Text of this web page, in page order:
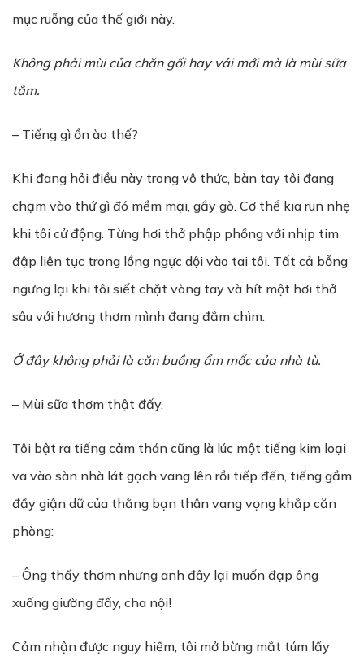
mục ruỗng của thế giới này.
Không phải mùi của chăn gối hay vải mới mà là mùi sữa
tắm.
– Tiếng gì ồn ào thế?
Khi đang hỏi điều này trong vô thức, bàn tay tôi đang
chạm vào thứ gì đó mềm mại, gầy gò. Cơ thể kia run nhẹ
khi tôi cử động. Từng hơi thở phập phồng với nhịp tim
đập liên tục trong lồng ngực dội vào tai tôi. Tất cả bỗng
ngưng lại khi tôi siết chặt vòng tay và hít một hơi thở
sâu với hương thơm mình đang đắm chìm.
Ở đây không phải là căn buồng ẩm mốc của nhà tù.
– Mùi sữa thơm thật đấy.
Tôi bật ra tiếng cảm thán cũng là lúc một tiếng kim loại
va vào sàn nhà lát gạch vang lên rồi tiếp đến, tiếng gầm
đầy giận dữ của thằng bạn thân vang vọng khắp căn
phòng:
– Ông thấy thơm nhưng anh đây lại muốn đạp ông
xuống giường đấy, cha nội!
Cảm nhận được nguy hiểm, tôi mở bừng mắt túm lấy